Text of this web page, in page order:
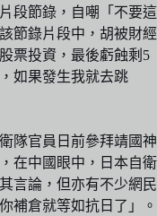
段節錄，自嘲「不要這
節錄片段中，胡被財經
票投資，最後虧蝕剩5
如果發生我就去跳
隊官員日前參拜靖國神
在中國眼中，日本自衛
言論，但亦有不少網民
補倉就等如抗日了」。